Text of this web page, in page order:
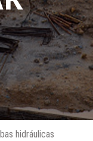
hidráulicas